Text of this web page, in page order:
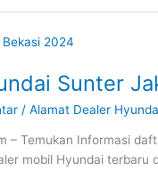
Sunter
/Alamat Dealer
– Temukan Informasi
mobil Hyundai terbaru